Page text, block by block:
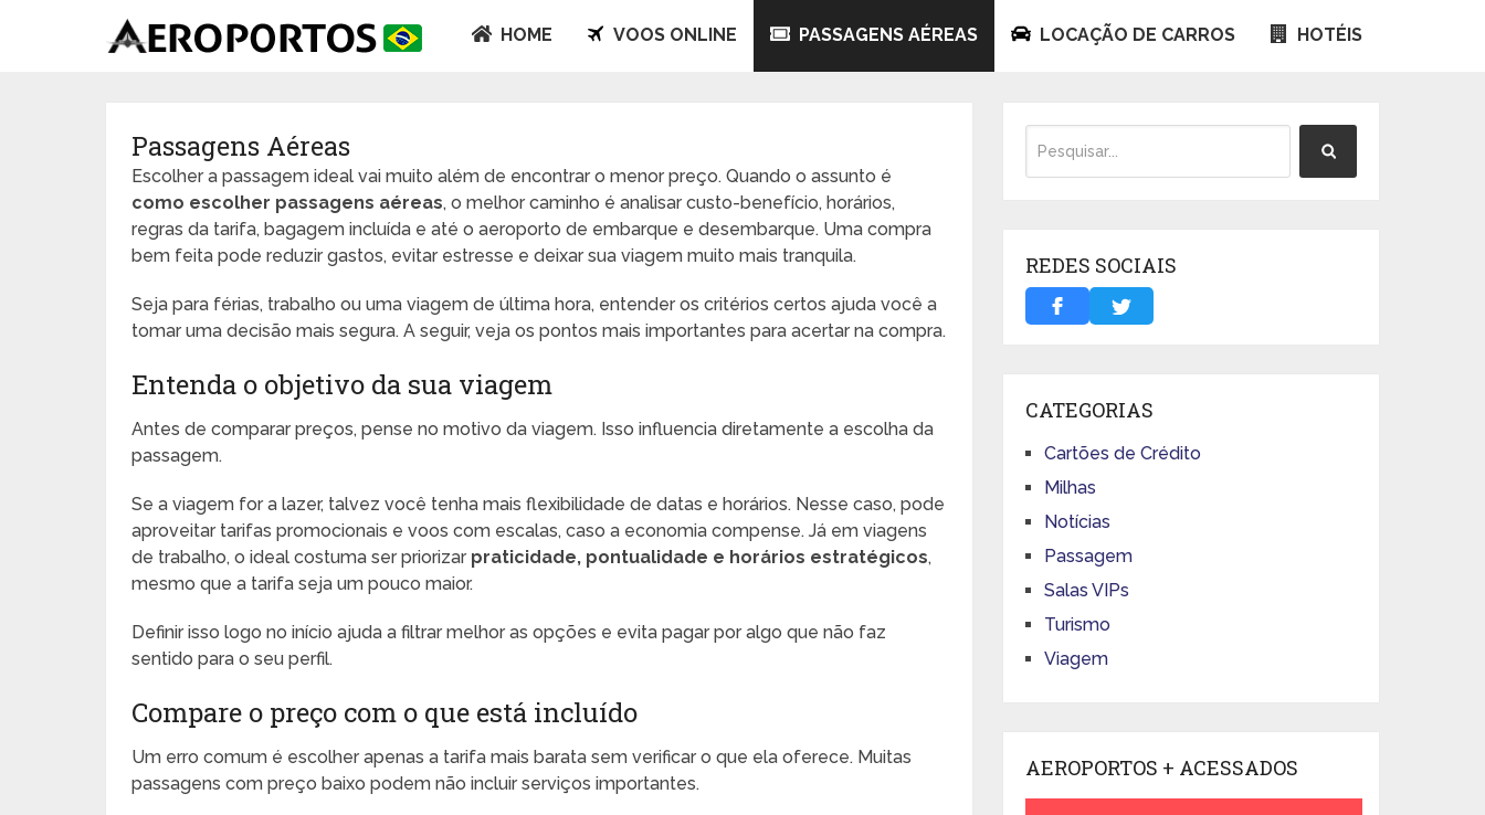
HOME VOOS ONLINE PASSAGENS AÉREAS LOCAÇÃO DE CARROS HOTÉIS
Passagens Aéreas
Escolher a passagem ideal vai muito além de encontrar o menor preço. Quando o assunto é
como escolher passagens aéreas, o melhor caminho é analisar custo-benefício, horários,
regras da tarifa, bagagem incluída e até o aeroporto de embarque e desembarque. Uma compra
bem feita pode reduzir gastos, evitar estresse e deixar sua viagem muito mais tranquila.
Seja para férias, trabalho ou uma viagem de última hora, entender os critérios certos ajuda você a
tomar uma decisão mais segura. A seguir, veja os pontos mais importantes para acertar na compra.
Entenda o objetivo da sua viagem
Antes de comparar preços, pense no motivo da viagem. Isso influencia diretamente a escolha da
passagem.
Se a viagem for a lazer, talvez você tenha mais flexibilidade de datas e horários. Nesse caso, pode
aproveitar tarifas promocionais e voos com escalas, caso a economia compense. Já em viagens
de trabalho, o ideal costuma ser priorizar praticidade, pontualidade e horários estratégicos,
mesmo que a tarifa seja um pouco maior.
Definir isso logo no início ajuda a filtrar melhor as opções e evita pagar por algo que não faz
sentido para o seu perfil.
Compare o preço com o que está incluído
Um erro comum é escolher apenas a tarifa mais barata sem verificar o que ela oferece. Muitas
passagens com preço baixo podem não incluir serviços importantes.
REDES SOCIAIS
CATEGORIAS
Cartões de Crédito
Milhas
Notícias
Passagem
Salas VIPs
Turismo
Viagem
AEROPORTOS + ACESSADOS